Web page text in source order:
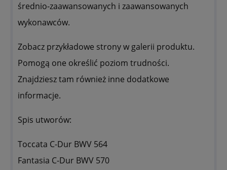
średnio-zaawansowanych i zaawansowanych
wykonawców.
Zobacz przykładowe strony w galerii produktu.
Pomogą one określić poziom trudności.
Znajdziesz tam również inne dodatkowe
informacje.
Spis utworów:
Toccata C-Dur BWV 564
Fantasia C-Dur BWV 570